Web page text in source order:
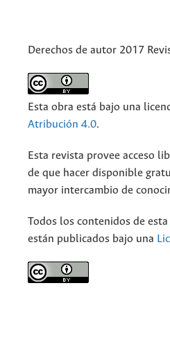
Derechos de autor 2017
Esta obra está bajo una
Atribución 4.0.
Esta revista provee acceso
de que hacer disponible
mayor intercambio de
Todos los contenidos de
están publicados bajo una